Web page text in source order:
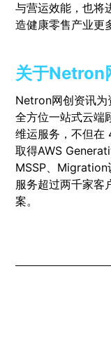
与营运效能，也将
造健康零售产业更
关于Netron
Netron网创资讯为
全方位一站式云端
维运服务，不但在
取得AWS
MSSP、Migration
服务超过两千家客
案。